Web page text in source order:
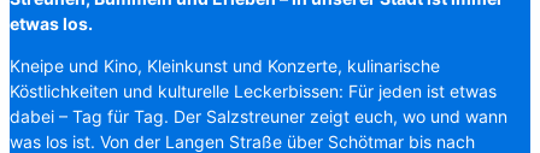
etwas los.
Kneipe und Kino, Kleinkunst und Konzerte, kulinarische
Köstlichkeiten und kulturelle Leckerbissen: Für jeden ist etwas
dabei – Tag für Tag. Der Salzstreuner zeigt euch, wo und wann
was los ist. Von der Langen Straße über Schötmar bis nach